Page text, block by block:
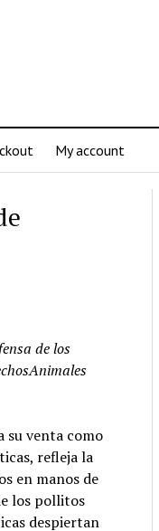
My account
de los
su venta como
refleja la
en manos de
los pollitos
despiertan